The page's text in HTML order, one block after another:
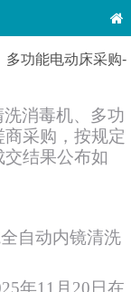
多功能电动床采购-
消毒机、多功
采购，按规定
结果公布如
自动内镜清洗
年11月20日在